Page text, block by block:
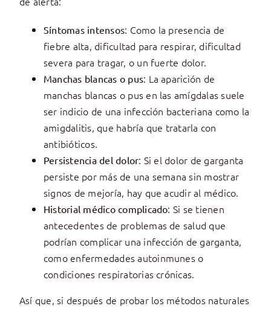
Síntomas intensos: Como la presencia de
fiebre alta, dificultad para respirar, dificultad
severa para tragar, o un fuerte dolor.
Manchas blancas o pus: La aparición de
manchas blancas o pus en las amígdalas suele
ser indicio de una infección bacteriana como la
amigdalitis, que habría que tratarla con
antibióticos.
Persistencia del dolor: Si el dolor de garganta
persiste por más de una semana sin mostrar
signos de mejoría, hay que acudir al médico.
Historial médico complicado: Si se tienen
antecedentes de problemas de salud que
podrían complicar una infección de garganta,
como enfermedades autoinmunes o
condiciones respiratorias crónicas.
Así que, si después de probar los métodos naturales